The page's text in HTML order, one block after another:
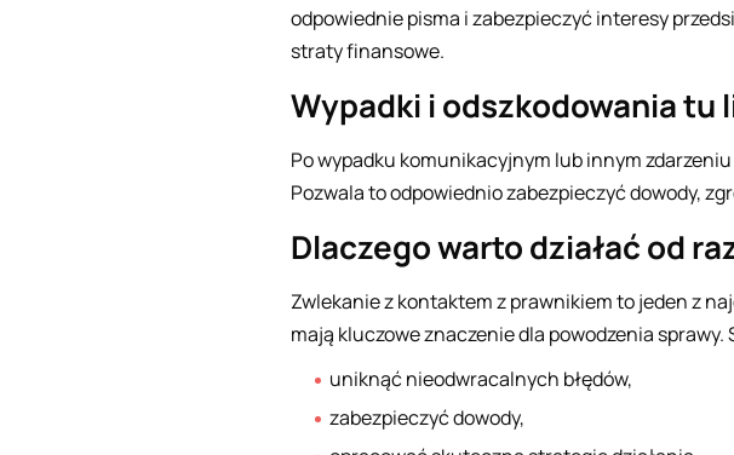
odpowiednie pisma i zabezpieczyć interesy
straty finansowe.
Wypadki i odszkodowania tu
Po wypadku komunikacyjnym lub innym
Pozwala to odpowiednio zabezpieczyć dowody,
Dlaczego warto działać od
Zwlekanie z kontaktem z prawnikiem to jeden z
mają kluczowe znaczenie dla powodzenia
uniknąć nieodwracalnych błędów,
zabezpieczyć dowody,